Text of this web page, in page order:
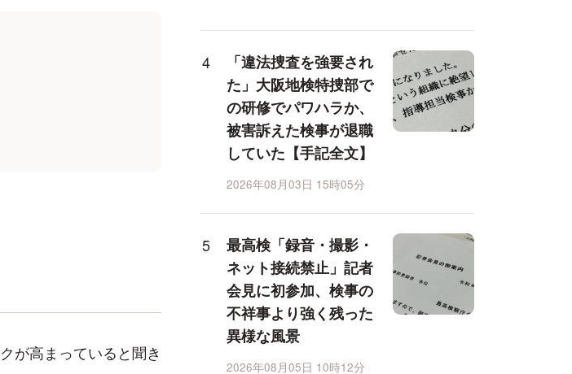
が高まっていると聞き
「違法捜査を強要され
た」大阪地検特捜部で
の研修でパワハラか、
被害訴えた検事が退職
していた【手記全文】
2026年08月03日 15時05分
最高検「録音・撮影・
ネット接続禁止」記者
会見に初参加、検事の
不祥事より強く残った
異様な風景
2026年08月05日 10時12分